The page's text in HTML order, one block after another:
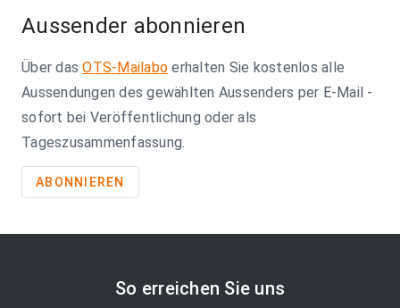
Aussender abonnieren
Über dasOTS-Mailabo erhalten Sie kostenlos alle
Aussendungen des gewählten Aussenders per E-Mail -
sofort bei Veröffentlichung oder als
Tageszusammenfassung.
ABONNIEREN
So erreichen Sie uns